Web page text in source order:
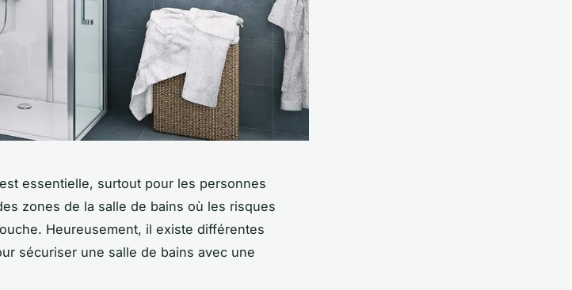
essentielle, surtout pour les personnes
zones de la salle de bains où les risques
Heureusement, il existe différentes
sécuriser une salle de bains avec une